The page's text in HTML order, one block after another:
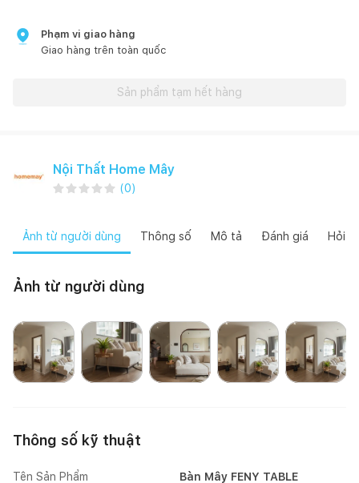
Phạm vi giao hàng
Giao hàng trên toàn quốc
Sản phẩm tạm hết hàng
Nội Thất Home Mây
(0)
Ảnh từ người dùng Thông số Mô tả Đánh giá Hỏi
Ảnh từ người dùng
Mai Mốc
Happynest
Hiên Nguyễn
Hiên Nguyễn
Thông số kỹ thuật
Tên Sản Phẩm Bàn Mây FENY TABLE